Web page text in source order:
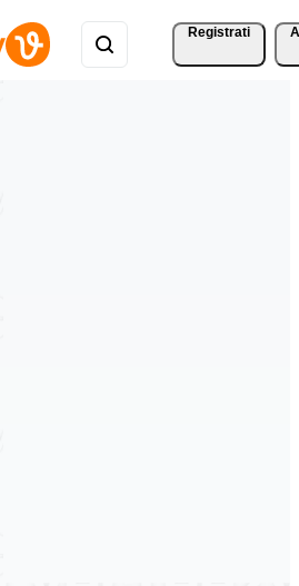
Registrati